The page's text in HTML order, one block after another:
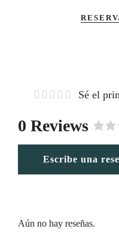
Sé el
0 Reviews
t
e
Escribe una
Aún no hay reseñas.